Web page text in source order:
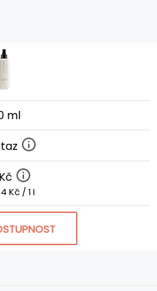
ml
Kč / 1 l